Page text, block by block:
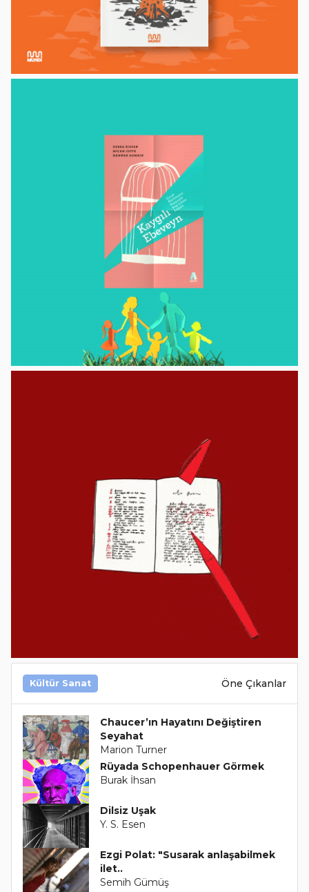
Kültür Sanat Öne Çıkanlar
Chaucer’ın Hayatını Değiştiren
Seyahat
Marion Turner
Rüyada Schopenhauer Görmek
Burak İhsan
Dilsiz Uşak
Y. S. Esen
Ezgi Polat: "Susarak anlaşabilmek
ilet..
Semih Gümüş